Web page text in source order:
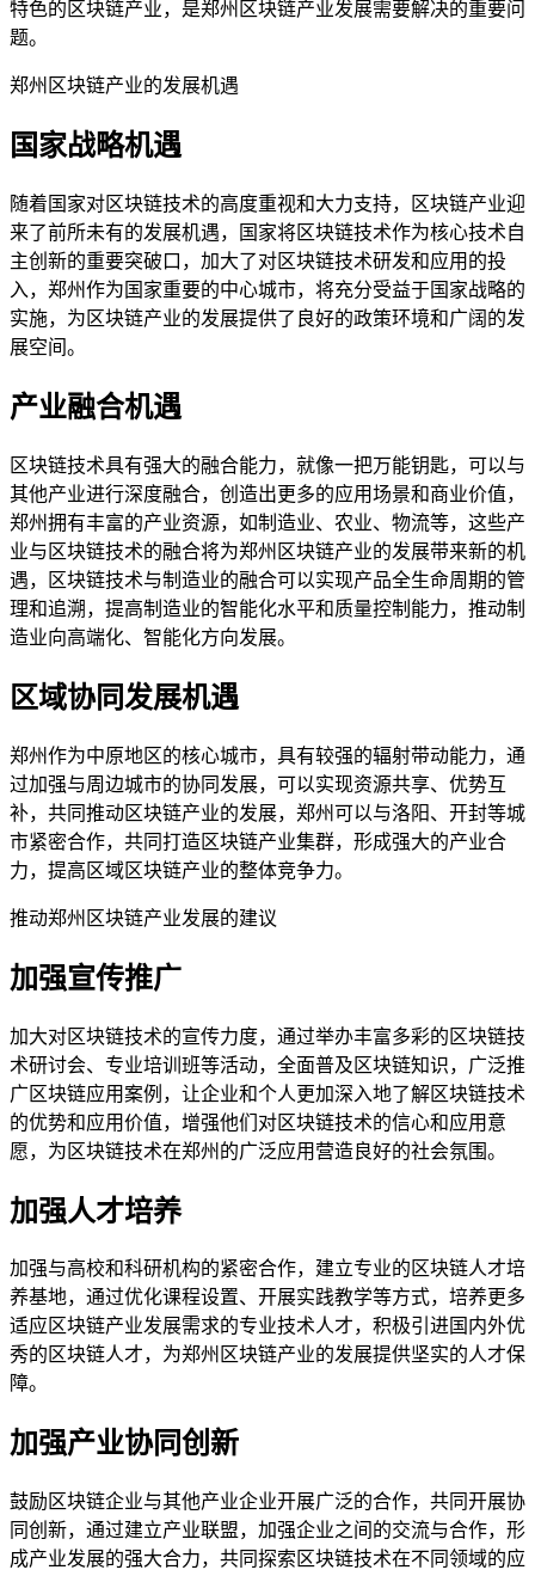
特色的区块链产业，是郑州区块链产业发展需要解决的重要问
题。
郑州区块链产业的发展机遇
国家战略机遇
随着国家对区块链技术的高度重视和大力支持，区块链产业迎
来了前所未有的发展机遇，国家将区块链技术作为核心技术自
主创新的重要突破口，加大了对区块链技术研发和应用的投
入，郑州作为国家重要的中心城市，将充分受益于国家战略的
实施，为区块链产业的发展提供了良好的政策环境和广阔的发
展空间。
产业融合机遇
区块链技术具有强大的融合能力，就像一把万能钥匙，可以与
其他产业进行深度融合，创造出更多的应用场景和商业价值，
郑州拥有丰富的产业资源，如制造业、农业、物流等，这些产
业与区块链技术的融合将为郑州区块链产业的发展带来新的机
遇，区块链技术与制造业的融合可以实现产品全生命周期的管
理和追溯，提高制造业的智能化水平和质量控制能力，推动制
造业向高端化、智能化方向发展。
区域协同发展机遇
郑州作为中原地区的核心城市，具有较强的辐射带动能力，通
过加强与周边城市的协同发展，可以实现资源共享、优势互
补，共同推动区块链产业的发展，郑州可以与洛阳、开封等城
市紧密合作，共同打造区块链产业集群，形成强大的产业合
力，提高区域区块链产业的整体竞争力。
推动郑州区块链产业发展的建议
加强宣传推广
加大对区块链技术的宣传力度，通过举办丰富多彩的区块链技
术研讨会、专业培训班等活动，全面普及区块链知识，广泛推
广区块链应用案例，让企业和个人更加深入地了解区块链技术
的优势和应用价值，增强他们对区块链技术的信心和应用意
愿，为区块链技术在郑州的广泛应用营造良好的社会氛围。
加强人才培养
加强与高校和科研机构的紧密合作，建立专业的区块链人才培
养基地，通过优化课程设置、开展实践教学等方式，培养更多
适应区块链产业发展需求的专业技术人才，积极引进国内外优
秀的区块链人才，为郑州区块链产业的发展提供坚实的人才保
障。
加强产业协同创新
鼓励区块链企业与其他产业企业开展广泛的合作，共同开展协
同创新，通过建立产业联盟，加强企业之间的交流与合作，形
成产业发展的强大合力，共同探索区块链技术在不同领域的应